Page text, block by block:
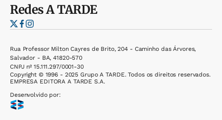
RedesA TARDE
Rua Professor Milton Cayres de Brito, 204 - Caminho das Árvores,
Salvador - BA, 41820-570
CNPJ nº 15.111.297/0001-30
Copyright © 1996 - 2025 Grupo A TARDE. Todos os direitos reservados.
EMPRESA EDITORA A TARDE S.A.
Desenvolvido por: